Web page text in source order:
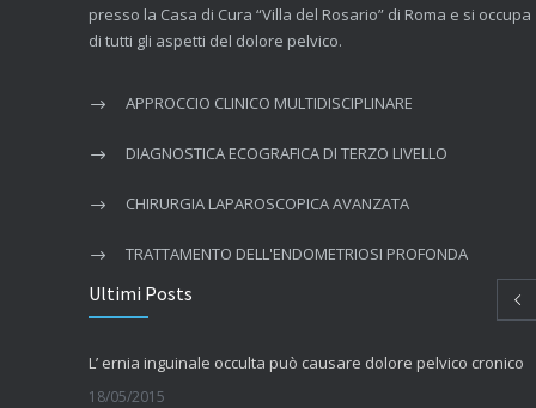
presso la Casa di Cura “Villa del Rosario” di Roma e si occupa
di tutti gli aspetti del dolore pelvico.
APPROCCIO CLINICO MULTIDISCIPLINARE
DIAGNOSTICA ECOGRAFICA DI TERZO LIVELLO
CHIRURGIA LAPAROSCOPICA AVANZATA
TRATTAMENTO DELL'ENDOMETRIOSI PROFONDA
Ultimi Posts
L’ ernia inguinale occulta può causare dolore pelvico cronico
18/05/2015